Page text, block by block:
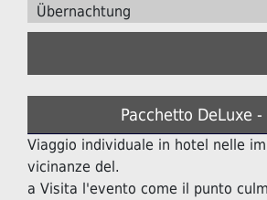
Übernachtung
Pacchetto DeLuxe -
Viaggio individuale in hotel nelle
vicinanze del.
a Visita l'evento come il punto